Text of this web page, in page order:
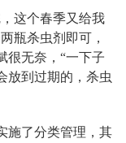
这个春季又给我
瓶杀虫剂即可，
很无奈，“一下子
放到过期的，杀虫
施了分类管理，其